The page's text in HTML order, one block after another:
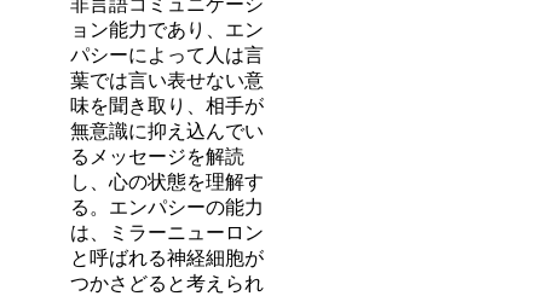
非言語コミュニケーシ
ョン能力であり、エン
パシーによって人は言
葉では言い表せない意
味を聞き取り、相手が
無意識に抑え込んでい
るメッセージを解読
し、心の状態を理解す
る。エンパシーの能力
は、ミラーニューロン
と呼ばれる神経細胞が
つかさどると考えられ